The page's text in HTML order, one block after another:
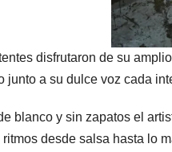
disfrutaron de su
junto a su dulce voz cada
blanco y sin zapatos el
desde salsa hasta lo